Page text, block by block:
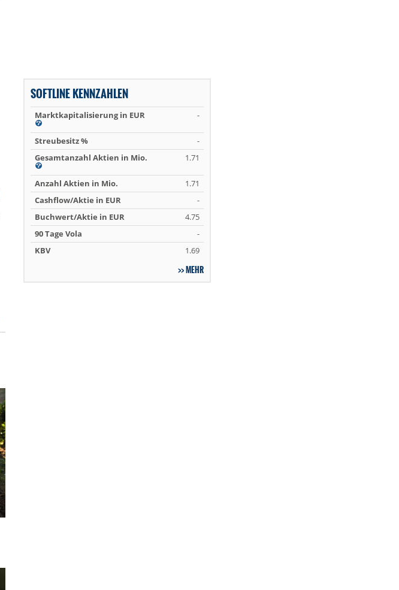
SOFTLINE KENNZAHLEN
Marktkapitalisierung in EUR -
Streubesitz %
-
Gesamtanzahl Aktien in Mio.
1.71
Anzahl Aktien in Mio.
1.71
Cashflow/Aktie in EUR
-
Buchwert/Aktie in EUR
4.75
90 Tage Vola
-
KBV
1.69
MEHR